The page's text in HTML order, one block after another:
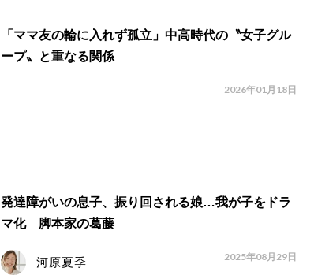
「ママ友の輪に入れず孤立」中高時代の〝女子グル
ープ〟と重なる関係
2026年01月18日
発達障がいの息子、振り回される娘…我が子をドラ
マ化 脚本家の葛藤
河原夏季 2025年08月29日